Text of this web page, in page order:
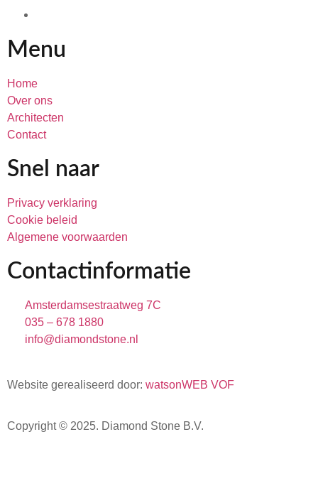
Menu
Home
Over ons
Architecten
Contact
Snel naar
Privacy verklaring
Cookie beleid
Algemene voorwaarden
Contactinformatie
Amsterdamsestraatweg 7C
035 – 678 1880
info@diamondstone.nl
Website gerealiseerd door: watsonWEB VOF
Copyright © 2025. Diamond Stone B.V.